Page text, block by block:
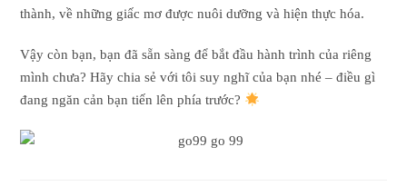
thành, về những giấc mơ được nuôi dưỡng và hiện thực hóa.
Vậy còn bạn, bạn đã sẵn sàng để bắt đầu hành trình của riêng
mình chưa? Hãy chia sẻ với tôi suy nghĩ của bạn nhé – điều gì
đang ngăn cản bạn tiến lên phía trước?